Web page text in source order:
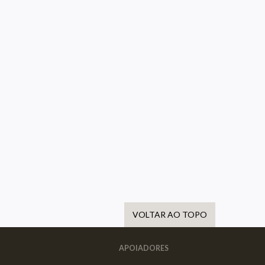
VOLTAR AO TOPO
APOIADORES